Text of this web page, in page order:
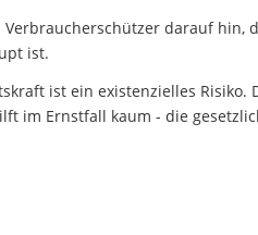
darauf
ist.
ist ein existenzielles
im Ernstfall kaum - die